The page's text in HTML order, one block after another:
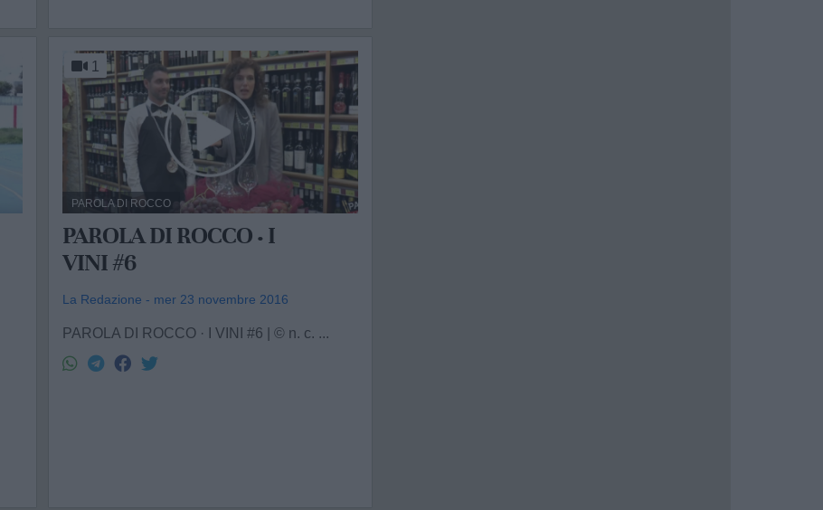
1
PAROLA DI ROCCO
PAROLA DI ROCCO · I
VINI #6
La Redazione - mer 23 novembre 2016
PAROLA DI ROCCO · I VINI #6 | © n. c. ...